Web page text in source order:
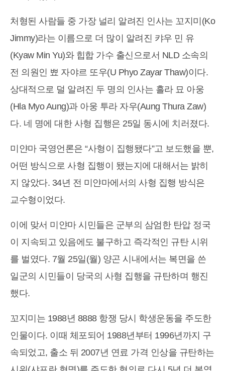
처형된 사람들 중 가장 널리 알려진 인사는 꼬지미(Ko
Jimmy)라는 이름으로 더 많이 알려진 캬우 민 유
(Kyaw Min Yu)와 힙합 가수 출신으로서 NLD 소속의
전 의원인 뾰 자야르 또우(U Phyo Zayar Thaw)이다.
상대적으로 덜 알려진 두 명의 인사는 흘라 묘 아웅
(Hla Myo Aung)과 아웅 투라 자우(Aung Thura Zaw)
다. 네 명에 대한 사형 집행은 25일 동시에 치러졌다.
미얀마 국영언론은 “사형이 집행됐다”고 보도했을 뿐,
어떤 방식으로 사형 집행이 됐는지에 대해서는 밝히
지 않았다. 34년 전 미얀마에서의 사형 집행 방식은
교수형이었다.
이에 맞서 미얀마 시민들은 군부의 삼엄한 탄압 정국
이 지속되고 있음에도 불구하고 즉각적인 규탄 시위
를 벌였다. 7월 25일(월) 양곤 시내에서는 복면을 쓴
일군의 시민들이 당국의 사형 집행을 규탄하며 행진
했다.
꼬지미는 1988년 8888 항쟁 당시 학생운동을 주도한
인물이다. 이때 체포되어 1988년부터 1996년까지 구
속되었고, 출소 뒤 2007년 연료 가격 인상을 규탄하는